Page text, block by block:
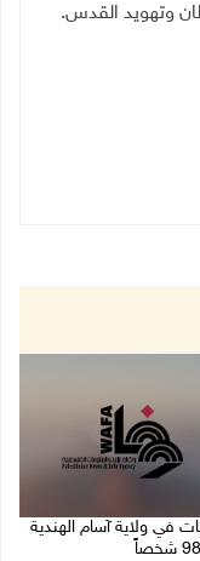
وتهويد القدس.
في ولاية آسام الهندية